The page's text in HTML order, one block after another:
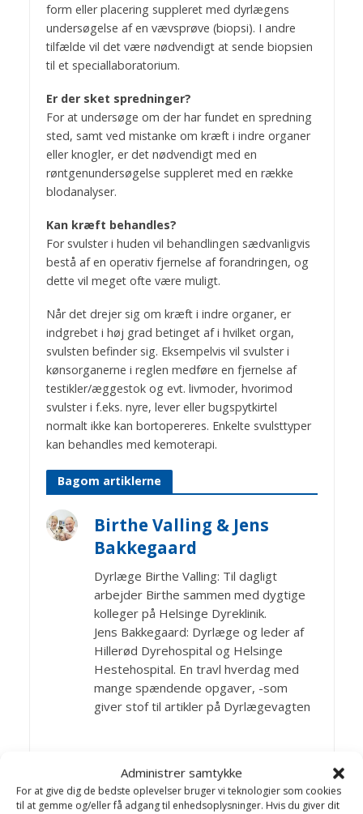
Administrer samtykke
For at give dig de bedste oplevelser bruger vi teknologier som cookies
til at gemme og/eller få adgang til enhedsoplysninger. Hvis du giver dit
form eller placering suppleret med dyrlægens
undersøgelse af en vævsprøve (biopsi). I andre
tilfælde vil det være nødvendigt at sende biopsien
til et speciallaboratorium.
Er der sket spredninger?
For at undersøge om der har fundet en spredning
sted, samt ved mistanke om kræft i indre organer
eller knogler, er det nødvendigt med en
røntgenundersøgelse suppleret med en række
blodanalyser.
Kan kræft behandles?
For svulster i huden vil behandlingen sædvanligvis
bestå af en operativ fjernelse af forandringen, og
dette vil meget ofte være muligt.
Når det drejer sig om kræft i indre organer, er
indgrebet i høj grad betinget af i hvilket organ,
svulsten befinder sig. Eksempelvis vil svulster i
kønsorganerne i reglen medføre en fjernelse af
testikler/æggestok og evt. livmoder, hvorimod
svulster i f.eks. nyre, lever eller bugspytkirtel
normalt ikke kan bortopereres. Enkelte svulsttyper
kan behandles med kemoterapi.
Bagom artiklerne
Birthe Valling & Jens
Bakkegaard
Dyrlæge Birthe Valling: Til dagligt
arbejder Birthe sammen med dygtige
kolleger på Helsinge Dyreklinik.
Jens Bakkegaard: Dyrlæge og leder af
Hillerød Dyrehospital og Helsinge
Hestehospital. En travl hverdag med
mange spændende opgaver, -som
giver stof til artikler på Dyrlægevagten
Artikler Hunde sygdomme